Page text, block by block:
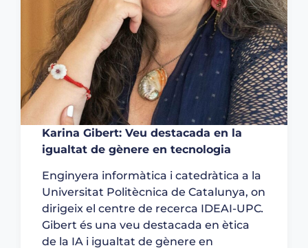
Karina Gibert: Veu destacada en la
igualtat de gènere en tecnologia
Enginyera informàtica i catedràtica a la
Universitat Politècnica de Catalunya, on
dirigeix el centre de recerca IDEAI-UPC.
Gibert és una veu destacada en ètica
de la IA i igualtat de gènere en